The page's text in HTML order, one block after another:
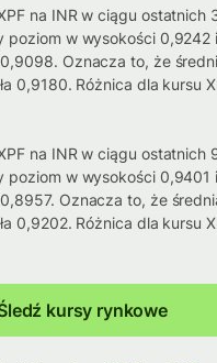
na INR w ciągu ostatnich
poziom w wysokości 0,9242
Oznacza to, że
0,9180. Różnica dla kursu
na INR w ciągu ostatnich
poziom w wysokości 0,9401
Oznacza to, że
0,9202. Różnica dla kursu
kursy rynkowe